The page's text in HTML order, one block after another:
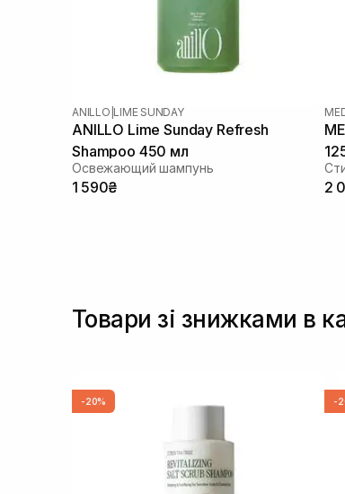
ANILLO LIME SUNDAY
ANILLO Lime Sunday Refresh
Shampoo 450 мл
Освежающий шампунь
1 590₴ 2
Товари зі знижками в
-20% -